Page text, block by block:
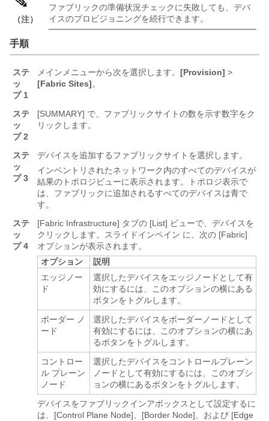
（注）
ファブリックの準備状況チェックに失敗しても、デバ
イスのプロビジョニングを続行できます。
手順
ステ
ッ
プ 1
メインメニューから次を選択します。 [Provision] >
[Fabric Sites]。
ステ
ッ
プ 2
[SUMMARY] で、ファブリックサイトの数を示す数字をク
リックします。
ステ
ッ
プ 3
デバイスを追加するファブリックサイトを選択します。
インベントリされたネットワーク内のすべてのデバイスが
結果のトポロジビューに表示されます。トポロジ表示で
は、ファブリックに追加されるすべてのデバイスは青で
す。
ステ
ッ
プ 4
[Fabric Infrastructure] タブの [List] ビューで、デバイスを
クリックします。
スライドインペイン に、次の [Fabric]
オプションが表示されます。
オプション
説明
エッジノー
ド
選択したデバイスをエッジノードとして有
効にするには、このオプションの横にある
ボタンをトグルします。
ボーダー ノ
ード
選択したデバイスをボーダーノードとして
有効にするには、このオプションの横にあ
るボタンをトグルします。
コントロー
ル プレーン
ノード
選択したデバイスをコントロールプレーン
ノードとして有効にするには、このオプシ
ョンの横にあるボタンをトグルします。
デバイスをファブリックインアボックスとして設定するに
は、[Control Plane Node]、[Border Node]、および [Edge